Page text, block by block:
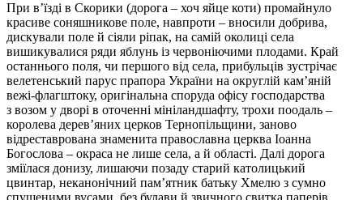
При в’їзді в Скорики (дорога – хоч яйце коти) промайнуло
красиве соняшникове поле, навпроти – вносили добрива,
дискували поле й сіяли ріпак, на самій околиці села
вишикувалися ряди яблунь із червоніючими плодами. Край
останнього поля, чи першого від села, прибульців зустрічає
велетенський парус прапора України на округлій кам’яній
вежі-флагштоку, оригінальна споруда офісу господарства
з возом у дворі в оточенні мініландшафту, трохи поодаль –
королева дерев’яних церков Тернопільщини, заново
відреставрована знаменита православна церква Іоанна
Богослова – окраса не лише села, а й області. Далі дорога
зміїлася донизу, лишаючи позаду старий католицький
цвинтар, неканонічний пам’ятник батьку Хмелю з сумно